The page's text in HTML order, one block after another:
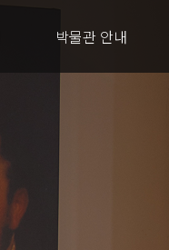
박물관 안내